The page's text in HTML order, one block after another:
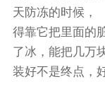
天防冻的时候，
得靠它把里面的
了冰，能把几万
装好不是终点，